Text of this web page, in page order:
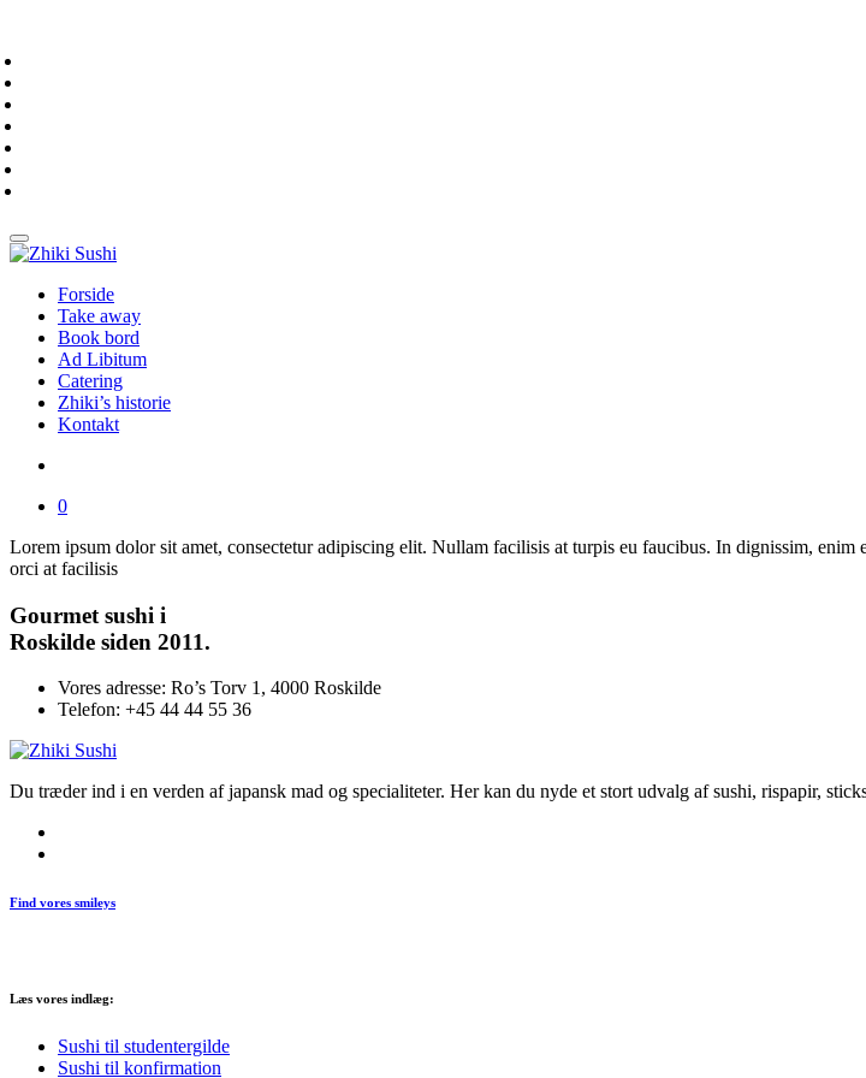
Forside
Take away
Book bord
Ad Libitum
Catering
Zhiki’s historie
Kontakt
0
Lorem ipsum dolor sit amet, consectetur adipiscing elit. Nullam facilisis at turpis eu faucibus. In dignissim,
orci at facilisis
Gourmet sushi i
Roskilde siden 2011.
Vores adresse: Ro’s Torv 1, 4000 Roskilde
Telefon: +45 44 44 55 36
Du træder ind i en verden af japansk mad og specialiteter. Her kan du nyde et stort udvalg af sushi, rispapir,
Find vores smileys
Læs vores indlæg:
Sushi til studentergilde
Sushi til konfirmation